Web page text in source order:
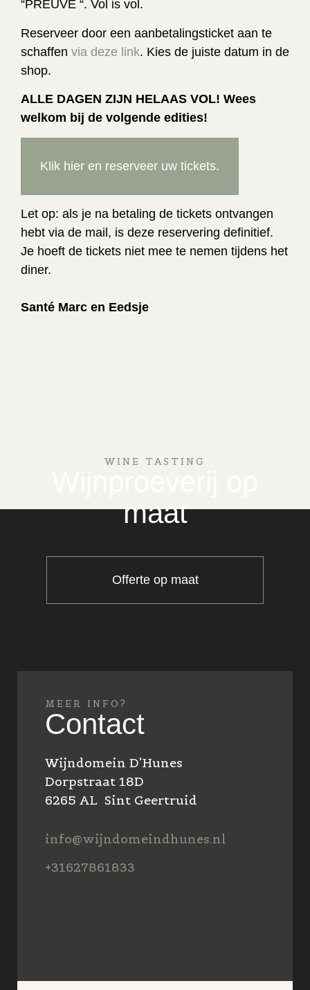
“PREUVE “. Vol is vol.
Reserveer door een aanbetalingsticket aan te
schaffen via deze link. Kies de juiste datum in de
shop.
ALLE DAGEN ZIJN HELAAS VOL! Wees
welkom bij de volgende edities!
Klik hier en reserveer uw tickets.
Let op: als je na betaling de tickets ontvangen
hebt via de mail, is deze reservering definitief.
Je hoeft de tickets niet mee te nemen tijdens het
diner.
Santé Marc en Eedsje
WINE TASTING
maat
Offerte op maat
MEER INFO?
Contact
Wijndomein D’Hunes
Dorpstraat 18D
6265 AL Sint Geertruid
info@wijndomeindhunes.nl
+31627861833